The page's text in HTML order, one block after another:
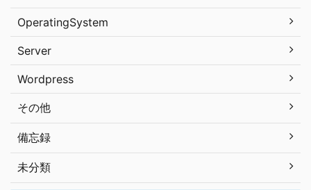
OperatingSystem
Server
Wordpress
その他
備忘録
未分類